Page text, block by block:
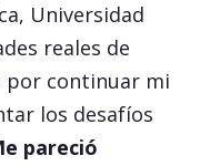
Universidad
reales de
por continuar mi
los desafíos
pareció